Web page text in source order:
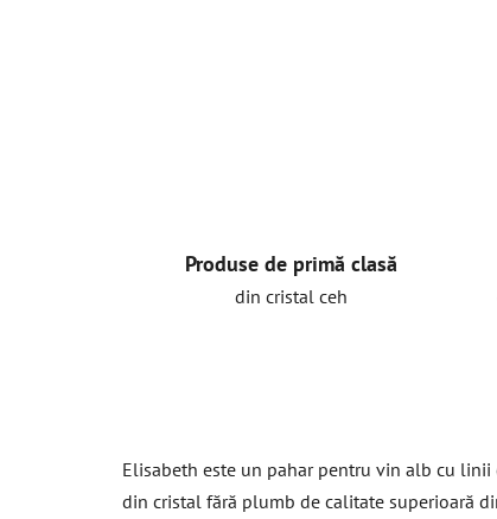
Produse de primă clasă
din cristal ceh
Elisabeth este un pahar pentru vin alb cu
din cristal fără plumb de calitate superioară